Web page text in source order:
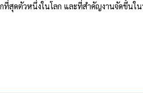
ที่สุดตัวหนึ่งในโลก และที่สำคัญงานจัดขึ้น